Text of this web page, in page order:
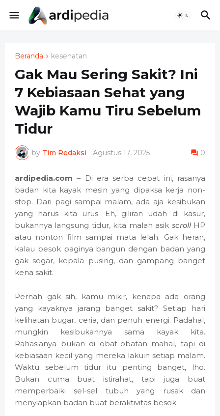
Beranda kesehatan
Gak Mau Sering Sakit? Ini
7 Kebiasaan Sehat yang
Wajib Kamu Tiru Sebelum
Tidur
by Tim Redaksi - Agustus 17, 2025 0
ardipedia.com – Di era serba cepat ini, rasanya
badan kita kayak mesin yang dipaksa kerja non-
stop. Dari pagi sampai malam, ada aja kesibukan
yang harus kita urus. Eh, giliran udah di kasur,
bukannya langsung tidur, kita malah asik scrollHP
atau nonton film sampai mata lelah. Gak heran,
kalau besok paginya bangun dengan badan yang
gak segar, kepala pusing, dan gampang banget
kena sakit.
Pernah gak sih, kamu mikir, kenapa ada orang
yang kayaknya jarang banget sakit? Setiap hari
kelihatan bugar, ceria, dan penuh energi. Padahal,
mungkin kesibukannya sama kayak kita.
Rahasianya bukan di obat-obatan mahal, tapi di
kebiasaan kecil yang mereka lakuin setiap malam.
Waktu sebelum tidur itu penting banget, lho.
Bukan cuma buat istirahat, tapi juga buat
memperbaiki sel-sel tubuh yang rusak dan
menyiapkan badan buat beraktivitas besok.